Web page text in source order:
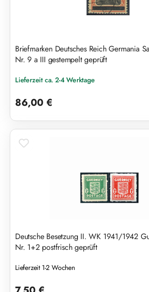
Briefmarken Deutsches Reich Germania
Nr. 9 a III gestempelt geprüft
Lieferzeit ca. 2-4 Werktage
86,00 €
Deutsche Besetzung II. WK 1941/1942
Nr. 1+2 postfrisch geprüft
Lieferzeit 1-2 Wochen